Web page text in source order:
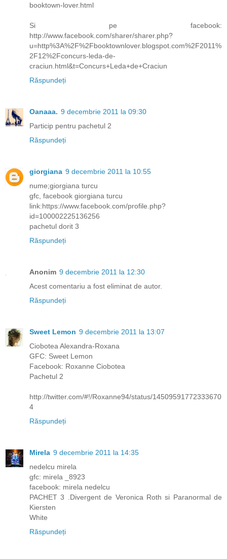
booktown-lover.html
Si pe facebook:
http://www.facebook.com/sharer/sharer.php?
u=http%3A%2F%2Fbooktownlover.blogspot.com%2F2011%
2F12%2Fconcurs-leda-de-
craciun.html&t=Concurs+Leda+de+Craciun
Răspundeți
Oanaaa. 9 decembrie 2011 la 09:30
Particip pentru pachetul 2
Răspundeți
giorgiana 9 decembrie 2011 la 10:55
nume;giorgiana turcu
gfc, facebook giorgiana turcu
link:https://www.facebook.com/profile.php?
id=100002225136256
pachetul dorit 3
Răspundeți
Anonim 9 decembrie 2011 la 12:30
Acest comentariu a fost eliminat de autor.
Răspundeți
Sweet Lemon 9 decembrie 2011 la 13:07
Ciobotea Alexandra-Roxana
GFC: Sweet Lemon
Facebook: Roxanne Ciobotea
Pachetul 2
http://twitter.com/#!/Roxanne94/status/14509591772333670
4
Răspundeți
Mirela 9 decembrie 2011 la 14:35
nedelcu mirela
gfc: mirela _8923
facebook: mirela nedelcu
PACHET 3 .Divergent de Veronica Roth si Paranormal de
Kiersten
White
Răspundeți